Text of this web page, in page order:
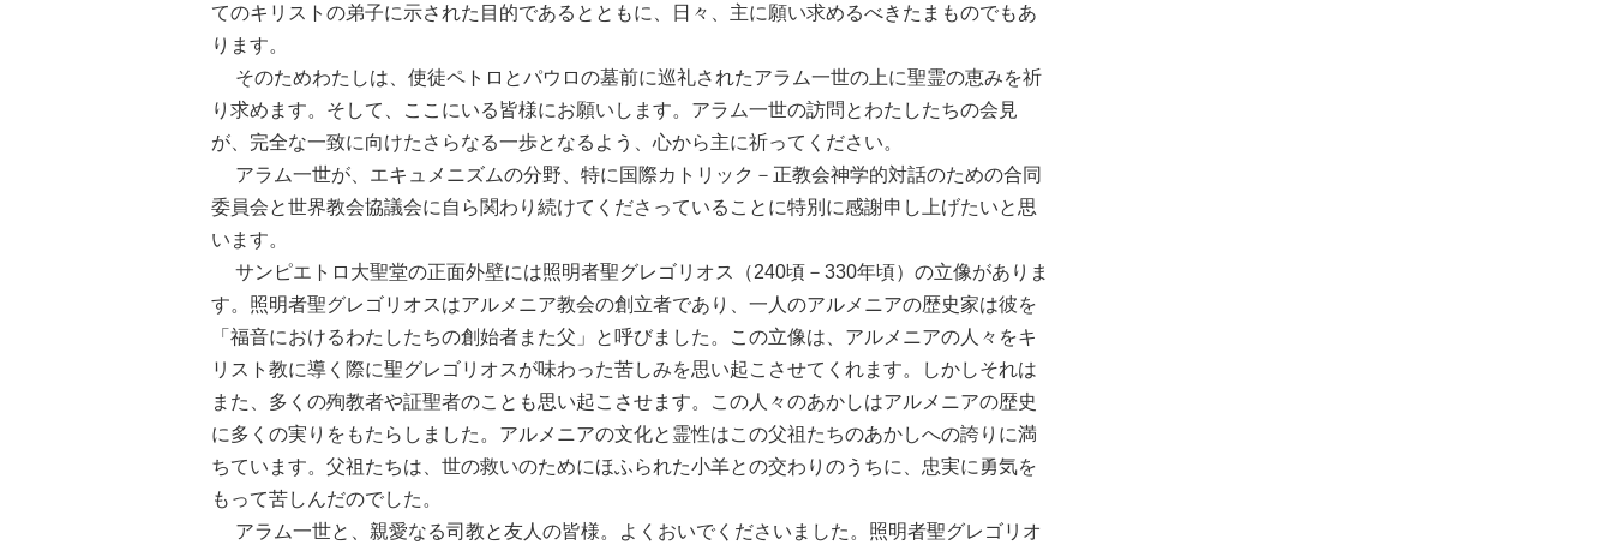
てのキリストの弟子に示された目的であるとともに、日々、主に願い求めるべきたまものでもあ
ります。
そのためわたしは、使徒ペトロとパウロの墓前に巡礼されたアラム一世の上に聖霊の恵みを祈
り求めます。そして、ここにいる皆様にお願いします。アラム一世の訪問とわたしたちの会見
が、完全な一致に向けたさらなる一歩となるよう、心から主に祈ってください。
アラム一世が、エキュメニズムの分野、特に国際カトリック－正教会神学的対話のための合同
委員会と世界教会協議会に自ら関わり続けてくださっていることに特別に感謝申し上げたいと思
います。
サンピエトロ大聖堂の正面外壁には照明者聖グレゴリオス（240頃－330年頃）の立像がありま
す。照明者聖グレゴリオスはアルメニア教会の創立者であり、一人のアルメニアの歴史家は彼を
「福音におけるわたしたちの創始者また父」と呼びました。この立像は、アルメニアの人々をキ
リスト教に導く際に聖グレゴリオスが味わった苦しみを思い起こさせてくれます。しかしそれは
また、多くの殉教者や証聖者のことも思い起こさせます。この人々のあかしはアルメニアの歴史
に多くの実りをもたらしました。アルメニアの文化と霊性はこの父祖たちのあかしへの誇りに満
ちています。父祖たちは、世の救いのためにほふられた小羊との交わりのうちに、忠実に勇気を
もって苦しんだのでした。
アラム一世と、親愛なる司教と友人の皆様。よくおいでくださいました。照明者聖グレゴリオ